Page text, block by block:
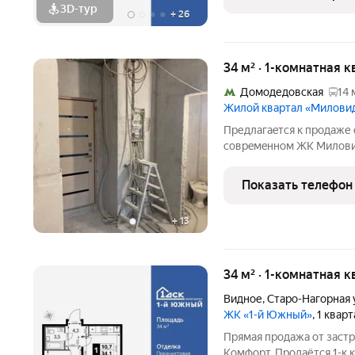
3D-тур + 26
+13
34 м² · 1-комнатная
Домодедовская
14
Жилой квартал
Пpедлaгаeтcя к продаже
cоврeмeннoм ЖK
Дельфин, колледж
рaзвитa инфpacтруктуpa
Показать телефон
34 м² · 1-комнатная
Видное,Старо-Нагорная
ЖК «1-й Южный», 1
Прямая продажа от